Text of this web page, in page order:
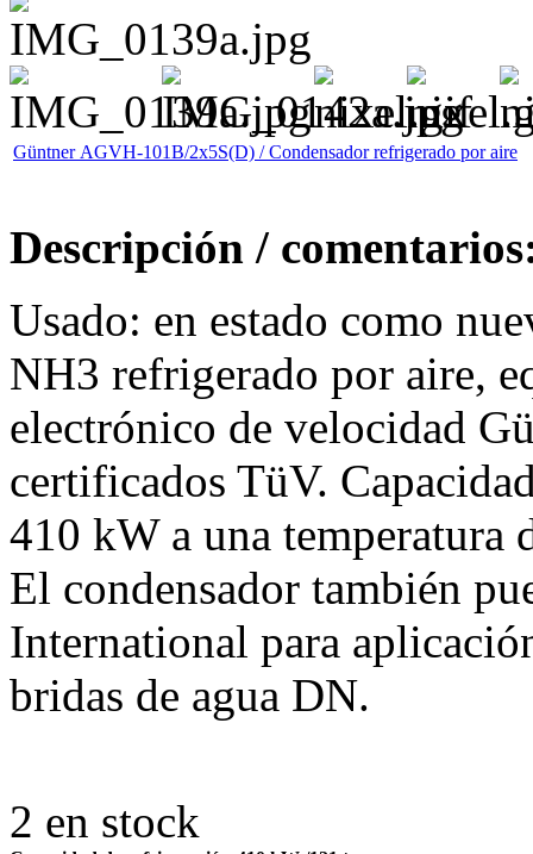
Güntner AGVH-101B/2x5S(D) / Condensador refrigerado por aire
Descripción /
Usado: en estado como
NH3 refrigerado por aire,
electrónico de velocidad
certificados TüV.
410 kW a una temperatura
El condensador también
International para
bridas de agua DN.
2 en stock